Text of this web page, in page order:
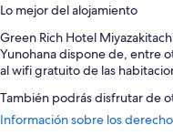
Lo mejor del alojamiento
Green Rich Hotel
Yunohana dispone de, entre
al wifi gratuito de las
También podrás disfrutar de
Desayuno bufé (de pago),
Información sobre los